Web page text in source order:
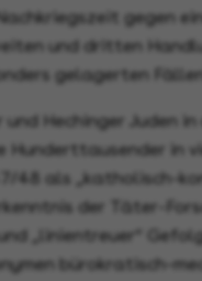
gegen
und dritten
gelagerten
Hechinger Juden in
in
48 als „katholisch-
der Täter-
„linientreuer“
bürokratisch-